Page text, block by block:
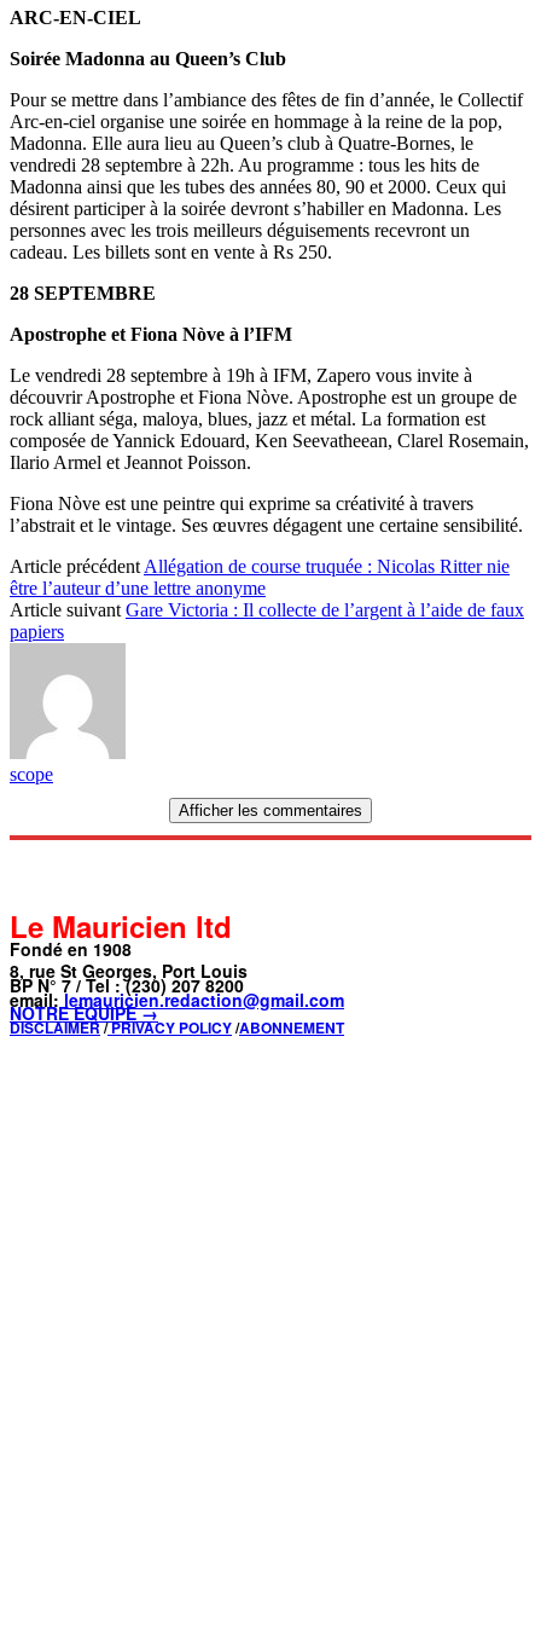
ARC-EN-CIEL
Soirée Madonna au Queen’s Club
Pour se mettre dans l’ambiance des fêtes de fin d’année, le Collectif
Arc-en-ciel organise une soirée en hommage à la reine de la pop,
Madonna. Elle aura lieu au Queen’s club à Quatre-Bornes, le
vendredi 28 septembre à 22h. Au programme : tous les hits de
Madonna ainsi que les tubes des années 80, 90 et 2000. Ceux qui
désirent participer à la soirée devront s’habiller en Madonna. Les
personnes avec les trois meilleurs déguisements recevront un
cadeau. Les billets sont en vente à Rs 250.
28 SEPTEMBRE
Apostrophe et Fiona Nòve à l’IFM
Le vendredi 28 septembre à 19h à IFM, Zapero vous invite à
découvrir Apostrophe et Fiona Nòve. Apostrophe est un groupe de
rock alliant séga, maloya, blues, jazz et métal. La formation est
composée de Yannick Edouard, Ken Seevatheean, Clarel Rosemain,
Ilario Armel et Jeannot Poisson.
Fiona Nòve est une peintre qui exprime sa créativité à travers
l’abstrait et le vintage. Ses œuvres dégagent une certaine sensibilité.
Article précédent Allégation de course truquée : Nicolas Ritter nie
être l’auteur d’une lettre anonyme
Article suivant Gare Victoria : Il collecte de l’argent à l’aide de faux
papiers
scope
Afficher les commentaires
Le Mauricien ltd
Fondé en 1908
8, rue St Georges, Port Louis
BP N° 7 / Tel : (230) 207 8200
email: lemauricien.redaction@gmail.com
NOTRE ÉQUIPE →
DISCLAIMER/PRIVACY POLICY/ABONNEMENT